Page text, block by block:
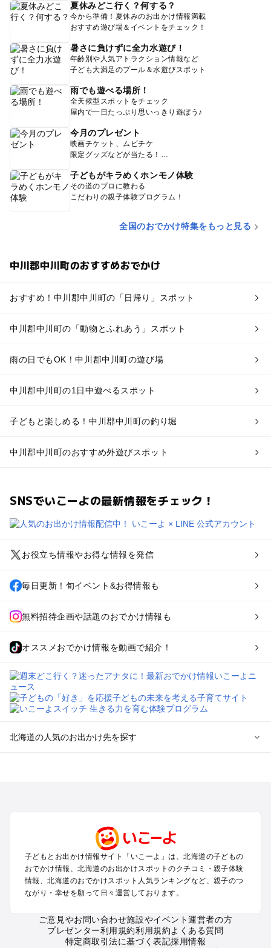
夏休みどこ行く？何する？
今から準備！夏休みのお出かけ情報満載
おすすめ遊び場＆イベントをチェック！
暑さに負けずに全力水遊び！
年齢別や人気アトラクション情報など
子ども大満足のプール＆水遊びスポット
雨でも遊べる場所！
全天候型スポットをチェック
屋内で一日たっぷり思いっきり遊ぼう♪
今月のプレゼント
映画チケット、ムビチケ
限定グッズなどが当たる！
子どもがキラめくホンモノ体験
その道のプロに教わる
こだわりの親子体験プログラム！
全国のおでかけ特集をもっと見る
中川郡中川町のおすすめおでかけ
おすすめ！中川郡中川町の「日帰り」スポット
中川郡中川町の「動物とふれあう」スポット
雨の日でもOK！中川郡中川町の遊び場
中川郡中川町の1日中遊べるスポット
子どもと楽しめる！中川郡中川町の釣り堀
中川郡中川町のおすすめ外遊びスポット
SNSでいこーよの最新情報をチェック！
お役立ち情報やお得な情報を発信
毎日更新！旬イベント&お得情報も
無料招待企画や話題のおでかけ情報も
オススメおでかけ情報を動画で紹介！
北海道の人気のお出かけ先を探す
函館・湯の川温泉・大沼・松前のプールお出かけ
帯広・十勝・サホロ・狩勝高原のプールお出かけ
千歳・石狩・空知・美唄のプールお出かけ
小樽・積丹・キロロのプールお出かけ
富良野・美瑛・トマム・占冠のプールお出かけ
知床・ウトロ・羅臼・網走・北見のプールお出かけ
釧路・阿寒・屈斜路・川湯・根室のプールお出かけ
子どもとお出かけ情報サイト「いこーよ」は、北海道の子どもの
おでかけ情報、北海道のお出かけスポットのクチコミ・親子体験
情報、北海道のおでかけスポット人気ランキングなど、親子のつ
ながり・幸せを願って日々運営しております。
ご意見やお問い合わせ施設やイベント運営者の方
プレゼンター利用規約利用規約よくある質問
特定商取引法に基づく表記採用情報